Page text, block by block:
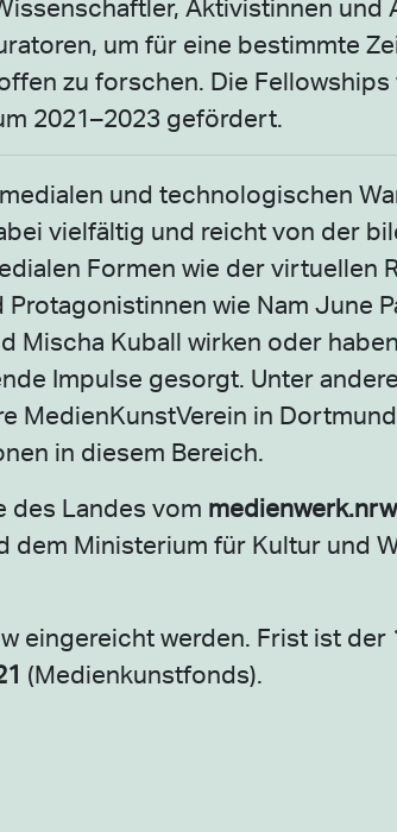
Aktivistinnen und
um für eine bestimmte
zu forschen. Die
2021–2023 gefördert.
und technologischen
vielfältig und reicht von der
Formen wie der virtuellen
wie Nam June
Mischa Kuball wirken oder
Impulse gesorgt. Unter
MedienKunstVerein in
in diesem Bereich.
des Landes vom medienwerk.nrw
Ministerium für Kultur und
eingereicht werden. Frist ist der
(Medienkunstfonds).